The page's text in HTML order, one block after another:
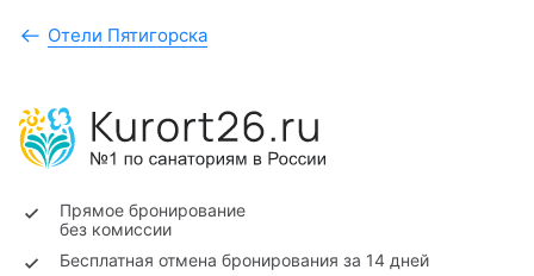
Отели Пятигорска
Прямое бронирование
без комиссии
Бесплатная отмена бронирования за 14 дней